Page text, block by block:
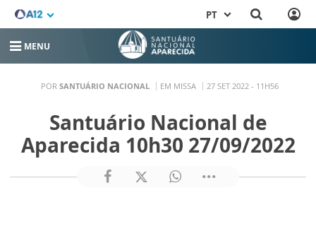
PT
MENU
POR SANTUÁRIO NACIONAL EM MISSA 27 SET 2022 - 11H56
Santuário Nacional de
Aparecida 10h30 27/09/2022